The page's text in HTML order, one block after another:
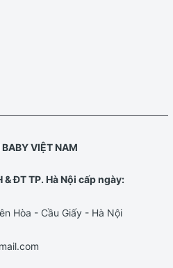
VIỆT NAM
ĐT TP. Hà Nội cấp ngày:
Hòa - Cầu Giấy - Hà Nội